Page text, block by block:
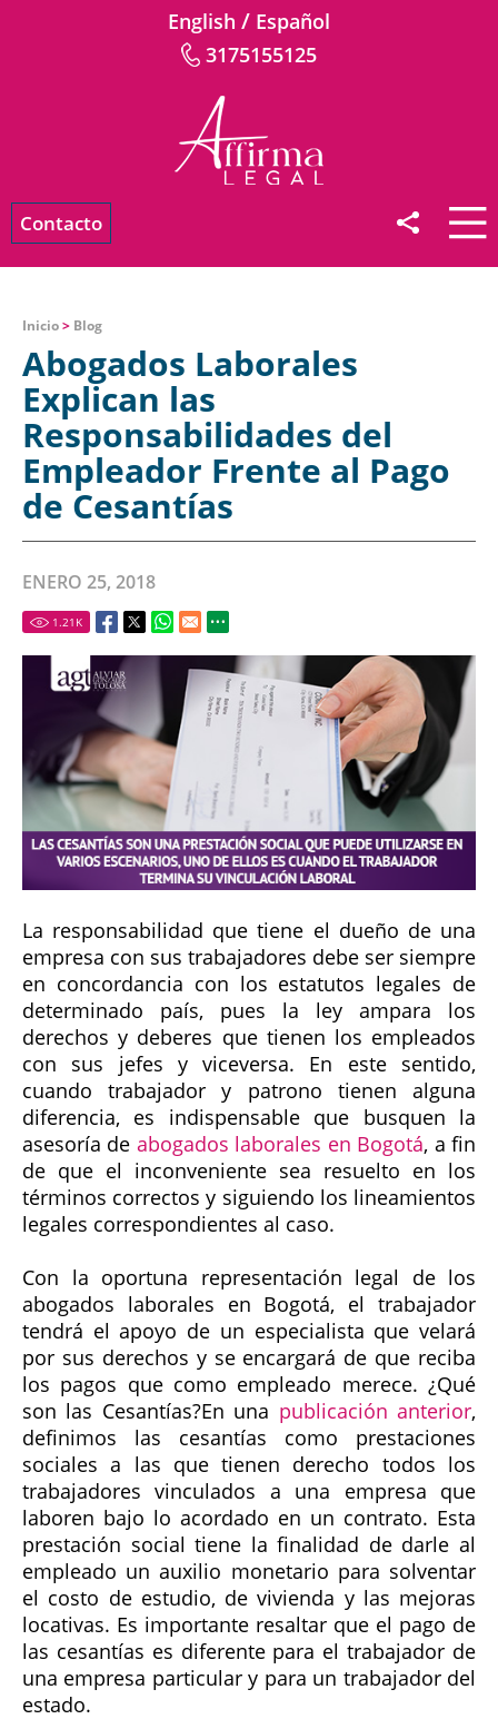
English / Español
3175155125
Contacto
Inicio> Blog
Abogados Laborales
Explican las
Responsabilidades del
Empleador Frente al Pago
de Cesantías
ENERO 25, 2018
1.21 K
La responsabilidad que tiene el dueño de una
empresa con sus trabajadores debe ser siempre
en concordancia con los estatutos legales de
determinado país, pues la ley ampara los
derechos y deberes que tienen los empleados
con sus jefes y viceversa. En este sentido,
cuando trabajador y patrono tienen alguna
diferencia, es indispensable que busquen la
asesoría de abogados laborales en Bogotá, a fin
de que el inconveniente sea resuelto en los
términos correctos y siguiendo los lineamientos
legales correspondientes al caso.
Con la oportuna representación legal de los
abogados laborales en Bogotá, el trabajador
tendrá el apoyo de un especialista que velará
por sus derechos y se encargará de que reciba
los pagos que como empleado merece. ¿Qué
son las Cesantías?En una publicación anterior,
definimos las cesantías como prestaciones
sociales a las que tienen derecho todos los
trabajadores vinculados a una empresa que
laboren bajo lo acordado en un contrato. Esta
prestación social tiene la finalidad de darle al
empleado un auxilio monetario para solventar
el costo de estudio, de vivienda y las mejoras
locativas. Es importante resaltar que el pago de
las cesantías es diferente para el trabajador de
una empresa particular y para un trabajador del
estado.